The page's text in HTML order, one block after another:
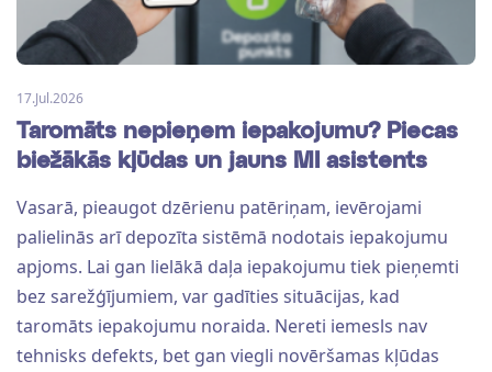
17.Jul.2026
Taromāts nepieņem iepakojumu? Piecas
biežākās kļūdas un jauns MI asistents
Vasarā, pieaugot dzērienu patēriņam, ievērojami
palielinās arī depozīta sistēmā nodotais iepakojumu
apjoms. Lai gan lielākā daļa iepakojumu tiek pieņemti
bez sarežģījumiem, var gadīties situācijas, kad
taromāts iepakojumu noraida. Nereti iemesls nav
tehnisks defekts, bet gan viegli novēršamas kļūdas